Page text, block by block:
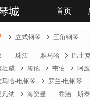
首页
联系我们
立式钢琴 三角钢琴
珠江 雅马哈 巴士
坦威
海伦 韦伯 阿
马哈-电钢琴
罗兰-电钢琴
凡纳
海资曼 乔治 . 斯